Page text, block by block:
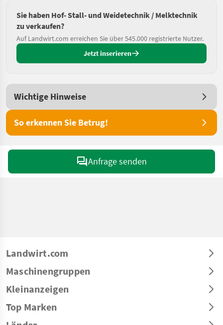
Sie haben Hof- Stall- und Weidetechnik / Melktechnik
zu verkaufen?
Auf Landwirt.com erreichen Sie über 545.000 registrierte Nutzer.
Jetzt inserieren
Wichtige Hinweise
So erkennen Sie Betrug!
Anfrage senden
Landwirt.com
Maschinengruppen
Kleinanzeigen
Top Marken